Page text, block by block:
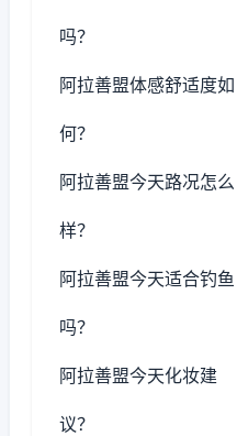
吗？
阿拉善盟体感舒适度如
何？
阿拉善盟今天路况怎么
样？
阿拉善盟今天适合钓鱼
吗？
阿拉善盟今天化妆建
议？